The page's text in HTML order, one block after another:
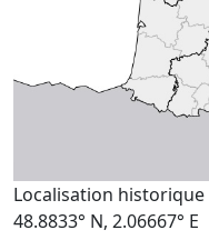
Localisation historique
48.8833° N, 2.06667° E